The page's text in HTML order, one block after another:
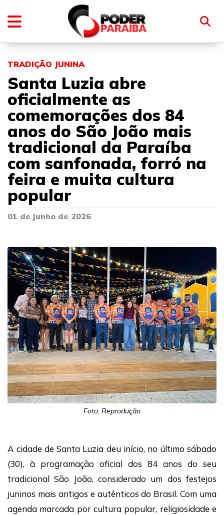
TRADIÇÃO JUNINA
Santa Luzia abre
oficialmente as
comemorações dos 84
anos do São João mais
tradicional da Paraíba
com sanfonada, forró na
feira e muita cultura
popular
01 de junho de 2026
Foto: Reprodução
A cidade de Santa Luzia deu início, no último sábado
(30), à programação oficial dos 84 anos do seu
tradicional São João, considerado um dos festejos
juninos mais antigos e autênticos do Brasil. Com uma
agenda marcada por cultura popular, religiosidade e